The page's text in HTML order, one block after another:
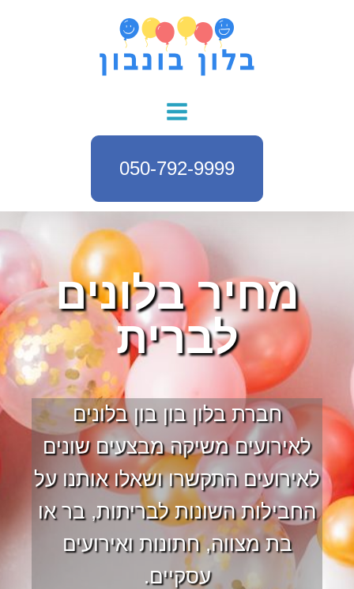
050-792-9999
מחיר בלונים
לברית
חברת בלון בון בון בלונים
לאירועים משיקה מבצעים שונים
לאירועים התקשרו ושאלו אותנו על
החבילות השונות לבריתות, בר או
בת מצווה, חתונות ואירועים
עסקיים.